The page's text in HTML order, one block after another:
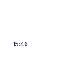
15:46